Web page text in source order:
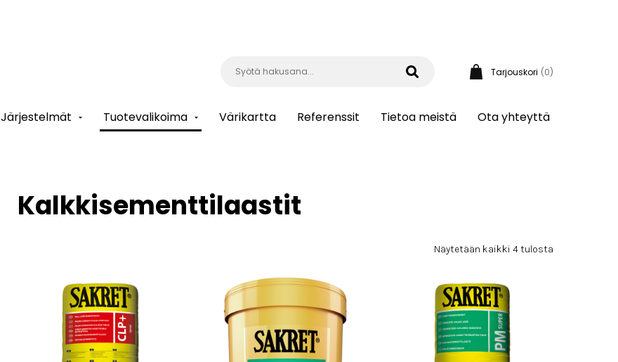
Tarjouskori (0)
Järjestelmät Tuotevalikoima Värikartta Referenssit Tietoa meistä Ota yhteyttä
Kalkkisementtilaastit
Näytetään kaikki 4 tulosta